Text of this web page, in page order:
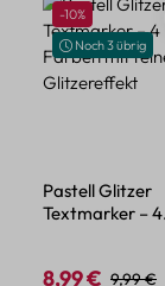
Rabatt
-10%
Noch 3 übrig
Pastell Glitzer
Textmarker – 4
Verkaufspreis:
8,99 € 9,99 €